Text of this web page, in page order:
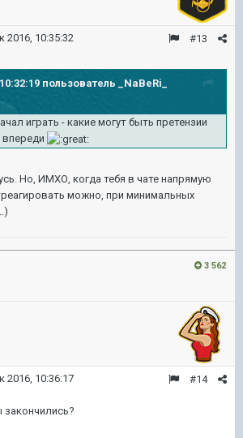
#13
2016, 10:35:32
пользователь _NaBeRi_
играть - какие могут быть претензии
впереди
Но, ИМХО, когда тебя в чате напрямую
можно, при минимальных
3 562
#14
2016, 10:36:17
закончились?